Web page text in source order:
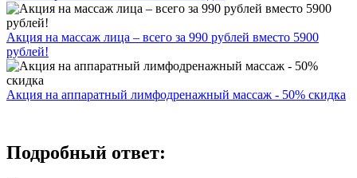
Акция на массаж лица – всего за 990 рублей вместо 5900
рублей!
Акция на аппаратный лимфодренажный массаж - 50% скидка
Подробный ответ: